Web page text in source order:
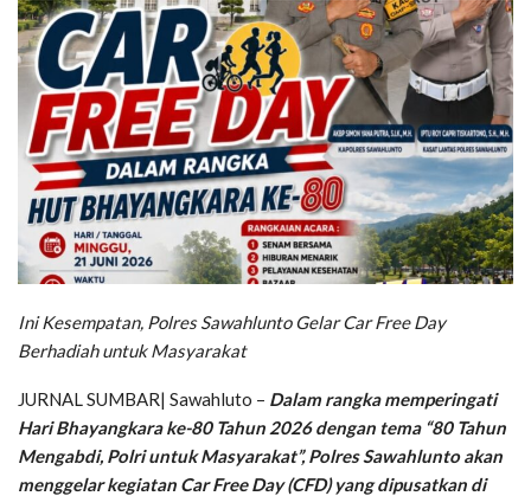
Ini Kesempatan, Polres Sawahlunto Gelar Car Free Day
Berhadiah untuk Masyarakat
JURNAL SUMBAR| Sawahluto – Dalam rangka memperingati
Hari Bhayangkara ke-80 Tahun 2026 dengan tema “80 Tahun
Mengabdi, Polri untuk Masyarakat”, Polres Sawahlunto akan
menggelar kegiatan Car Free Day (CFD) yang dipusatkan di